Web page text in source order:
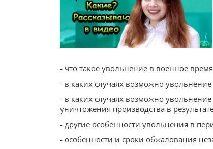
- что такое увольнение в военное
- в каких случаях возможно
- в каких случаях возможно
уничтожения производства в
- другие особенности увольнения в
- особенности и сроки обжалования